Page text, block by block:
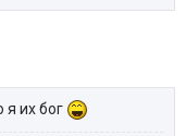
я их бог